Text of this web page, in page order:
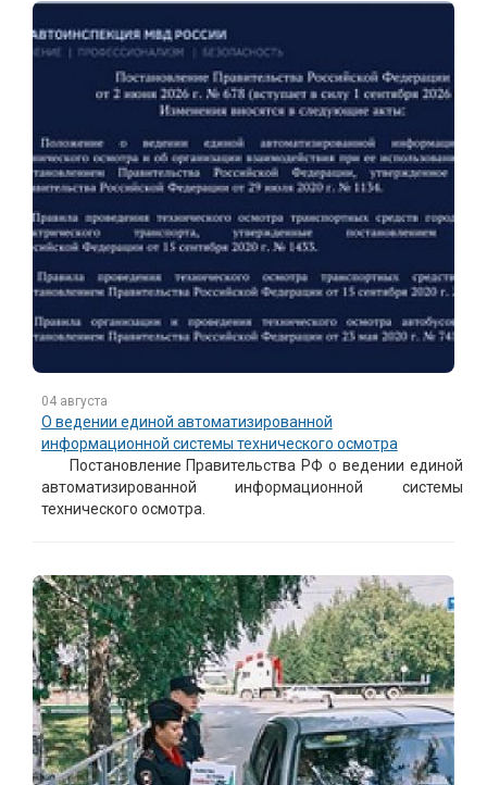
04 августа
О ведении единой автоматизированной
информационной системы технического осмотра
Постановление Правительства РФ о ведении единой
автоматизированной информационной системы
технического осмотра.